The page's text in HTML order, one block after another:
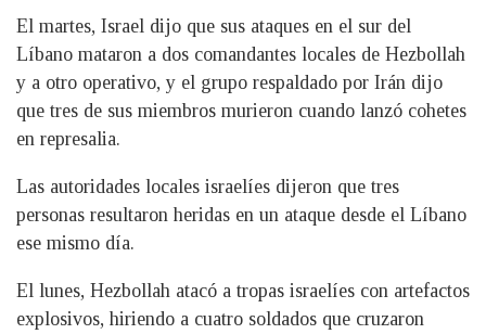
El martes, Israel dijo que sus ataques en el sur del
Líbano mataron a dos comandantes locales de Hezbollah
y a otro operativo, y el grupo respaldado por Irán dijo
que tres de sus miembros murieron cuando lanzó cohetes
en represalia.
Las autoridades locales israelíes dijeron que tres
personas resultaron heridas en un ataque desde el Líbano
ese mismo día.
El lunes, Hezbollah atacó a tropas israelíes con artefactos
explosivos, hiriendo a cuatro soldados que cruzaron